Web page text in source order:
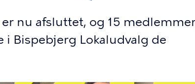
nu afsluttet, og 15
i Bispebjerg Lokaludvalg de